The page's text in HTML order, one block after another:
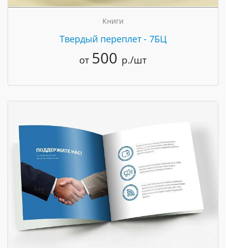
Книги
Твердый переплет - 7БЦ
от 500 р./шт